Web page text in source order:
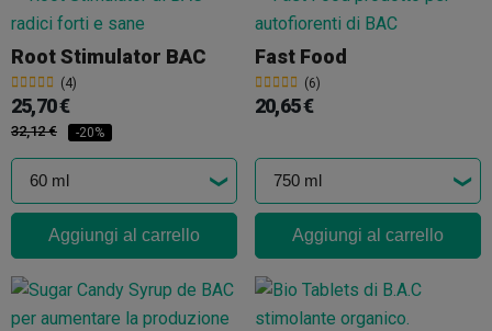
Root Stimulator BAC
(4)
25,70 €
32,12 € -20%
Aggiungi al carrello
Fast Food
(6)
20,65 €
Aggiungi al carrello